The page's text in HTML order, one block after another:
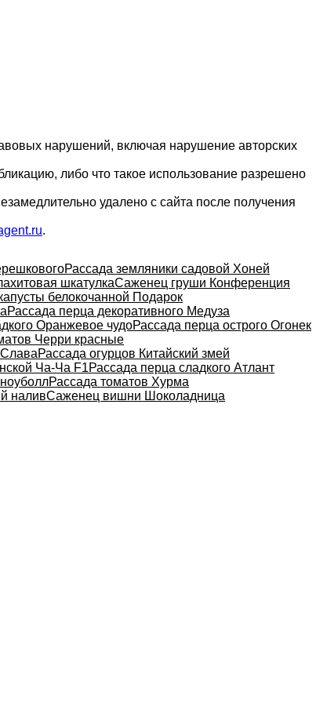
нарушений, включая нарушение авторских
либо что такое использование разрешено
удалено с сайта после получения
.
Рассада земляники садовой Хоней
шкатулкаСаженец груши Конференция
белокочанной Подарок
Рассада перца декоративного Медуза
Оранжевое чудоРассада перца острого Огонек
Черри красные
Рассада огурцов Китайский змей
Ча-Ча F1Рассада перца сладкого Атлант
Рассада томатов Хурма
наливСаженец вишни Шоколадница